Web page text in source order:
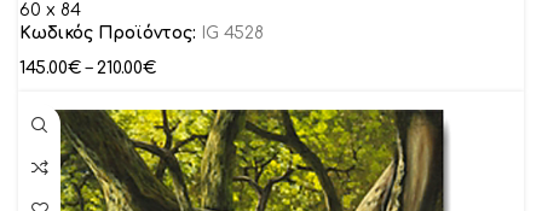
60 x 84
Κωδικός Προϊόντος:
IG 4528
145.00€ – 210.00€